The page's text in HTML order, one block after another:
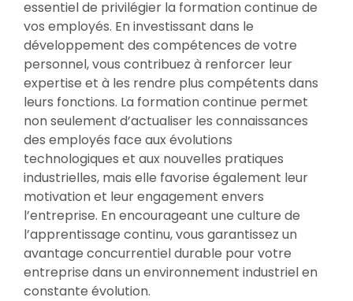
essentiel de privilégier la formation continue de
vos employés. En investissant dans le
développement des compétences de votre
personnel, vous contribuez à renforcer leur
expertise et à les rendre plus compétents dans
leurs fonctions. La formation continue permet
non seulement d’actualiser les connaissances
des employés face aux évolutions
technologiques et aux nouvelles pratiques
industrielles, mais elle favorise également leur
motivation et leur engagement envers
l’entreprise. En encourageant une culture de
l’apprentissage continu, vous garantissez un
avantage concurrentiel durable pour votre
entreprise dans un environnement industriel en
constante évolution.